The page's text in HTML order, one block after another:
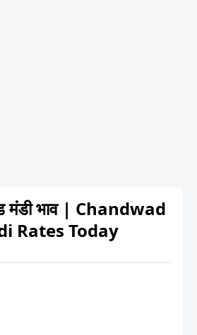
मंडी भाव | Chandwad
Rates Today